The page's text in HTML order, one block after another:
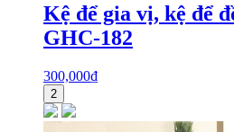
Kệ để gia vị, kệ để
GHC-182
300,000₫
2